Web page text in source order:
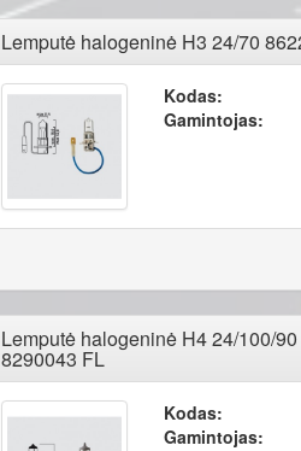
Lemputė halogeninė H3 24/70
Kodas:
Gamintojas:
Lemputė halogeninė H4 24/100/90
8290043 FL
Kodas:
Gamintojas: